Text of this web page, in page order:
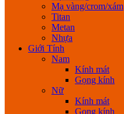
Mạ vàng/crom/xám
Titan
Metan
Nhựa
Giới Tính
Nam
Kính mát
Gọng kính
Nữ
Kính mát
Gọng kính